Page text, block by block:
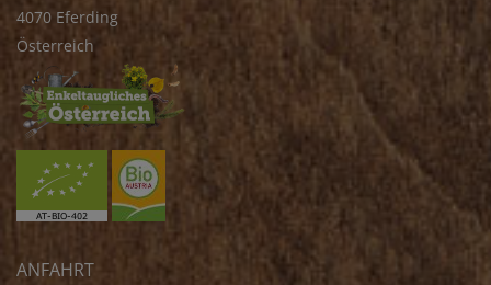
4070 Eferding
Österreich
ANFAHRT